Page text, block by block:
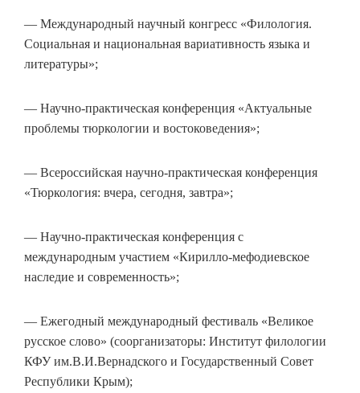
— Международный научный конгресс «Филология.
Социальная и национальная вариативность языка и
литературы»;
— Научно-практическая конференция «Актуальные
проблемы тюркологии и востоковедения»;
— Всероссийская научно-практическая конференция
«Тюркология: вчера, сегодня, завтра»;
— Научно-практическая конференция с
международным участием «Кирилло-мефодиевское
наследие и современность»;
— Ежегодный международный фестиваль «Великое
русское слово» (соорганизаторы: Институт филологии
КФУ им.В.И.Вернадского и Государственный Совет
Республики Крым);